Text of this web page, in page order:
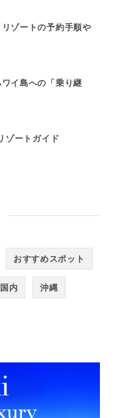
ゾートの予約手順や
イ島への「乗り継
ゾートガイド
おすすめスポット
国内 沖縄